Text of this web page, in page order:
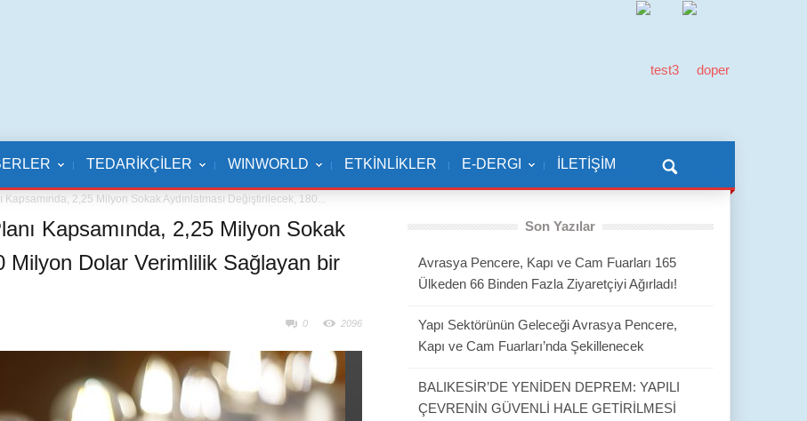
TEDARİKÇİLER WINWORLD ETKİNLİKLER E-DERGI İLETİŞİM
2,25 Milyon Sokak Aydınlatması Değiştirilecek, 180...
Kapsamında, 2,25 Milyon Sokak
Milyon Dolar Verimlilik Sağlayan bir
0 2096
Son Yazılar
Avrasya Pencere, Kapı ve Cam Fuarları 165
Ülkeden 66 Binden Fazla Ziyaretçiyi Ağırladı!
Yapı Sektörünün Geleceği Avrasya Pencere,
Kapı ve Cam Fuarları’nda Şekillenecek
BALIKESİR’DE YENİDEN DEPREM: YAPILI
ÇEVRENİN GÜVENLİ HALE GETİRİLMESİ